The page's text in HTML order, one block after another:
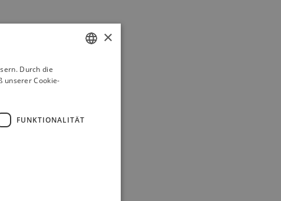
×
Durch die
unserer Cookie-
FUNKTIONALITÄT